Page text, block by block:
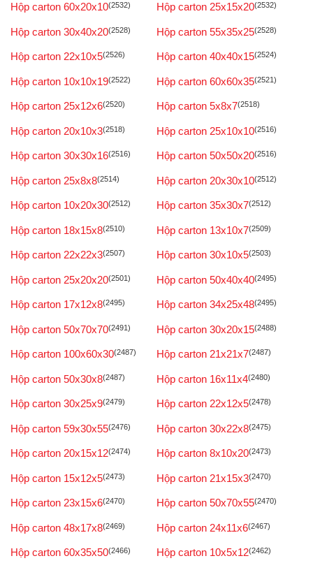
Hộp carton 60x20x10(2532) Hộp carton 25x15x20(2532)
Hộp carton 30x40x20(2528) Hộp carton 55x35x25(2528)
Hộp carton 22x10x5(2526) Hộp carton 40x40x15(2524)
Hộp carton 10x10x19(2522) Hộp carton 60x60x35(2521)
Hộp carton 25x12x6(2520) Hộp carton 5x8x7(2518)
Hộp carton 20x10x3(2518) Hộp carton 25x10x10(2516)
Hộp carton 30x30x16(2516) Hộp carton 50x50x20(2516)
Hộp carton 25x8x8(2514) Hộp carton 20x30x10(2512)
Hộp carton 10x20x30(2512) Hộp carton 35x30x7(2512)
Hộp carton 18x15x8(2510) Hộp carton 13x10x7(2509)
Hộp carton 22x22x3(2507) Hộp carton 30x10x5(2503)
Hộp carton 25x20x20(2501) Hộp carton 50x40x40(2495)
Hộp carton 17x12x8(2495) Hộp carton 34x25x48(2495)
Hộp carton 50x70x70(2491) Hộp carton 30x20x15(2488)
Hộp carton 100x60x30(2487) Hộp carton 21x21x7(2487)
Hộp carton 50x30x8(2487) Hộp carton 16x11x4(2480)
Hộp carton 30x25x9(2479) Hộp carton 22x12x5(2478)
Hộp carton 59x30x55(2476) Hộp carton 30x22x8(2475)
Hộp carton 20x15x12(2474) Hộp carton 8x10x20(2473)
Hộp carton 15x12x5(2473) Hộp carton 21x15x3(2470)
Hộp carton 23x15x6(2470) Hộp carton 50x70x55(2470)
Hộp carton 48x17x8(2469) Hộp carton 24x11x6(2467)
Hộp carton 60x35x50(2466) Hộp carton 10x5x12(2462)